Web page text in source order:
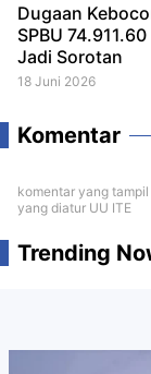
Dugaan
SPBU
Jadi Sorotan
18 Juni 2026
Komentar
komentar yang
yang diatur UU ITE
Trending